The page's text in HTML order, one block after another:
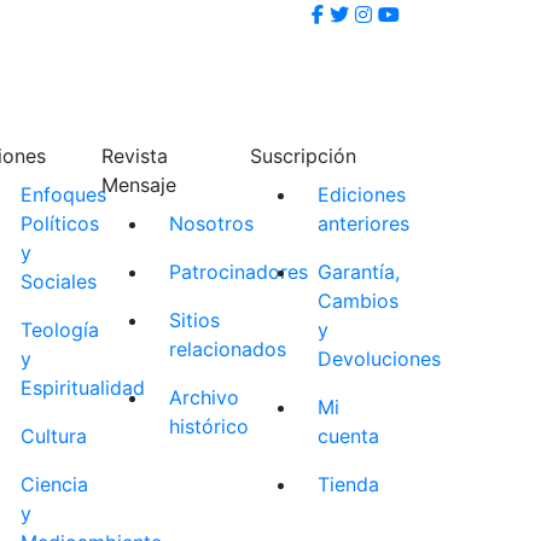
Enfoques
Políticos
y
Sociales
Teología
y
Espiritualidad
Cultura
Ciencia
y
Revista
Mensaje
Nosotros
Patrocinadores
Sitios
relacionados
Archivo
histórico
Suscripción
Ediciones
anteriores
Garantía,
Cambios
y
Devoluciones
Mi
cuenta
Tienda